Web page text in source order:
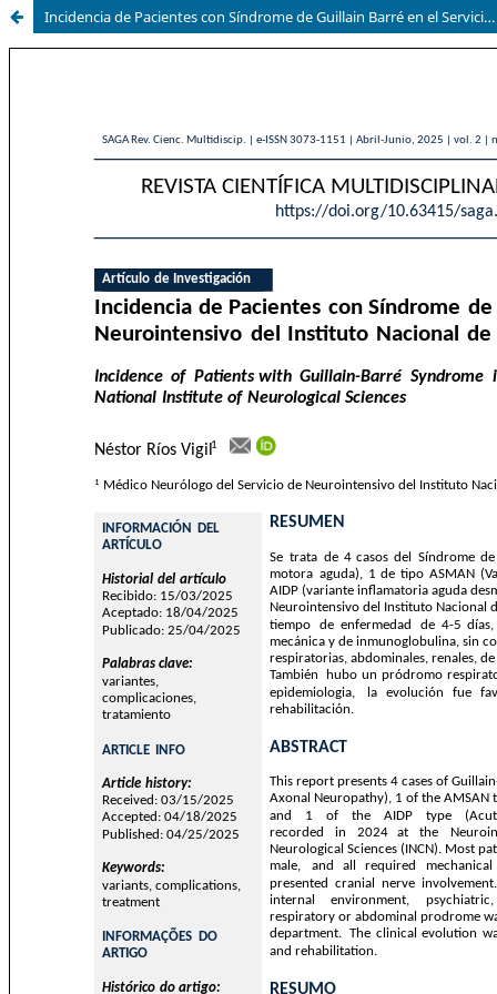
Incidencia de Pacientes con Síndrome de Guillain Barré en el Servicio de Neurointensivo del Nacional de Ciencias Neurológicas